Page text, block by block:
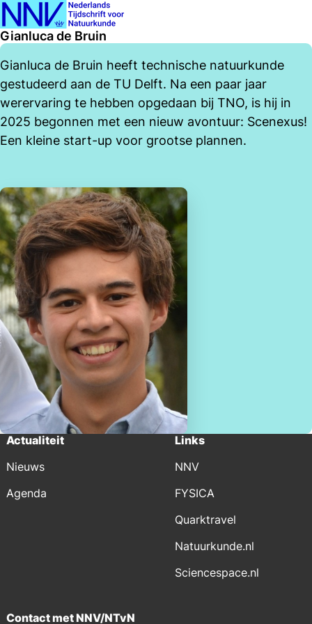
Gianluca de Bruin
Gianluca de Bruin heeft technische natuurkunde
gestudeerd aan de TU Delft. Na een paar jaar
werervaring te hebben opgedaan bij TNO, is hij in
2025 begonnen met een nieuw avontuur: Scenexus!
Een kleine start-up voor grootse plannen.
Actualiteit
Nieuws
Agenda
Links
NNV
FYSICA
Quarktravel
Natuurkunde.nl
Sciencespace.nl
Contact met NNV/NTvN